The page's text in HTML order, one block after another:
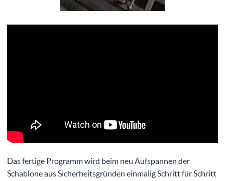
Das fertige Programm wird beim neu Aufspannen der
Schablone aus Sicherheitsgründen einmalig Schritt für Schritt